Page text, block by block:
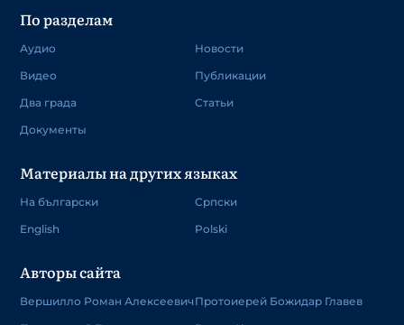
По разделам
Аудио
Видео
Два града
Документы
Новости
Публикации
Статьи
Материалы на других языках
На български
English
Српски
Polski
Авторы сайта
Вершилло Роман Алексеевич Протоиерей Божидар Главев